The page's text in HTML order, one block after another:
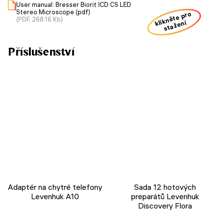
User manual: Bresser Biorit ICD CS LED
Stereo Microscope (pdf)
(PDF, 268.16 Kb)
klikněte pro
stažení
Příslušenství
Adaptér na chytré telefony
Levenhuk A10
Sada 12 hotových
preparátů Levenhuk
Discovery Flora